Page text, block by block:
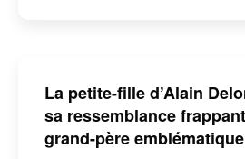
La petite-fille d’Alain
sa ressemblance
grand-père emblématique